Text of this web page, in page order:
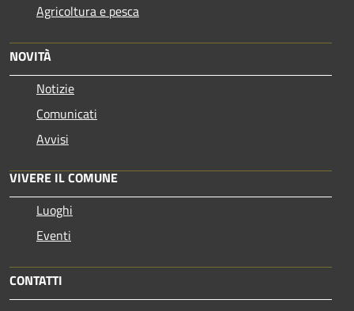
Agricoltura e pesca
NOVITÀ
Notizie
Comunicati
Avvisi
VIVERE IL COMUNE
Luoghi
Eventi
CONTATTI